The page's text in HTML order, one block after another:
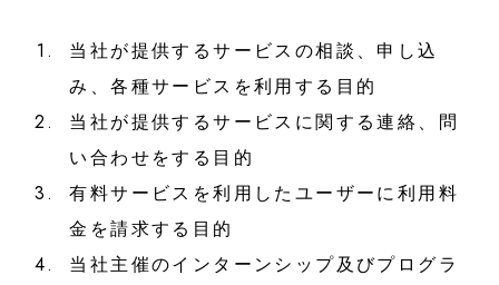
Supporters
タイモブマフィア（タイモブサポーター）
INFO
お知らせ
1.
当社が提供するサービスの相談、申し込
み、各種サービスを利用する目的
2.
当社が提供するサービスに関する連絡、問
い合わせをする目的
3.
有料サービスを利用したユーザーに利用料
金を請求する目的
4.
当社主催のインターンシップ及びプログラ